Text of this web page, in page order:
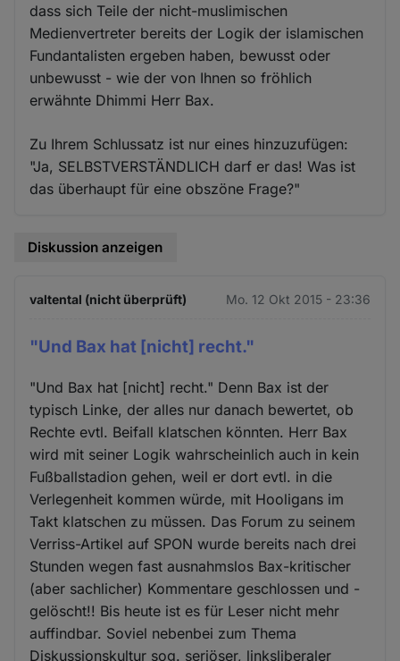
dass sich Teile der nicht-muslimischen
Medienvertreter bereits der Logik der islamischen
Fundantalisten ergeben haben, bewusst oder
unbewusst - wie der von Ihnen so fröhlich
erwähnte Dhimmi Herr Bax.
Zu Ihrem Schlussatz ist nur eines hinzuzufügen:
"Ja, SELBSTVERSTÄNDLICH darf er das! Was ist
das überhaupt für eine obszöne Frage?"
Diskussion anzeigen
valtental (nicht überprüft) Mo. 12 Okt 2015 - 23:36
"Und Bax hat [nicht] recht."
"Und Bax hat [nicht] recht." Denn Bax ist der
typisch Linke, der alles nur danach bewertet, ob
Rechte evtl. Beifall klatschen könnten. Herr Bax
wird mit seiner Logik wahrscheinlich auch in kein
Fußballstadion gehen, weil er dort evtl. in die
Verlegenheit kommen würde, mit Hooligans im
Takt klatschen zu müssen. Das Forum zu seinem
Verriss-Artikel auf SPON wurde bereits nach drei
Stunden wegen fast ausnahmslos Bax-kritischer
(aber sachlicher) Kommentare geschlossen und -
gelöscht!! Bis heute ist es für Leser nicht mehr
auffindbar. Soviel nebenbei zum Thema
Diskussionskultur sog. seriöser, linksliberaler